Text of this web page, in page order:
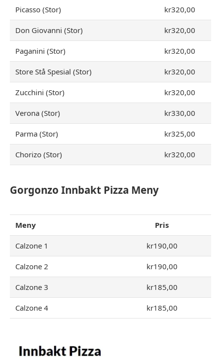
Picasso (Stor) kr320,00
Don Giovanni (Stor) kr320,00
Paganini (Stor) kr320,00
Store Stå Spesial (Stor) kr320,00
Zucchini (Stor) kr320,00
Verona (Stor) kr330,00
Parma (Stor) kr325,00
Chorizo (Stor) kr320,00
Gorgonzo Innbakt Pizza Meny
Meny Pris
Calzone 1 kr190,00
Calzone 2 kr190,00
Calzone 3 kr185,00
Calzone 4 kr185,00